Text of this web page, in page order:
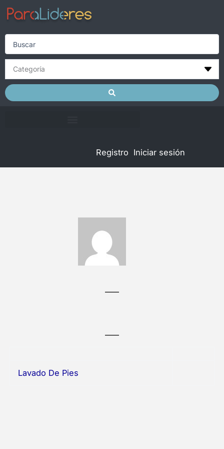
Skip
content
Search
Registro Iniciar sesión
Lavado De Pies